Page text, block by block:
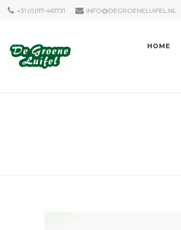
+31 (0)117-461731 INFO@DEGROENELUIFEL.NL
HOME